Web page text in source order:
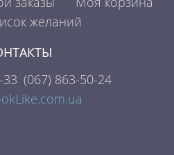
желаний
33 (067) 863-50-24